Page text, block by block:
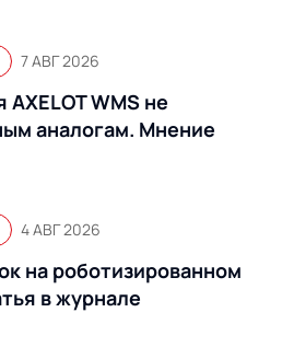
7 АВГ 2026
WMS не
аналогам. Мнение
4 АВГ 2026
на роботизированном
в журнале